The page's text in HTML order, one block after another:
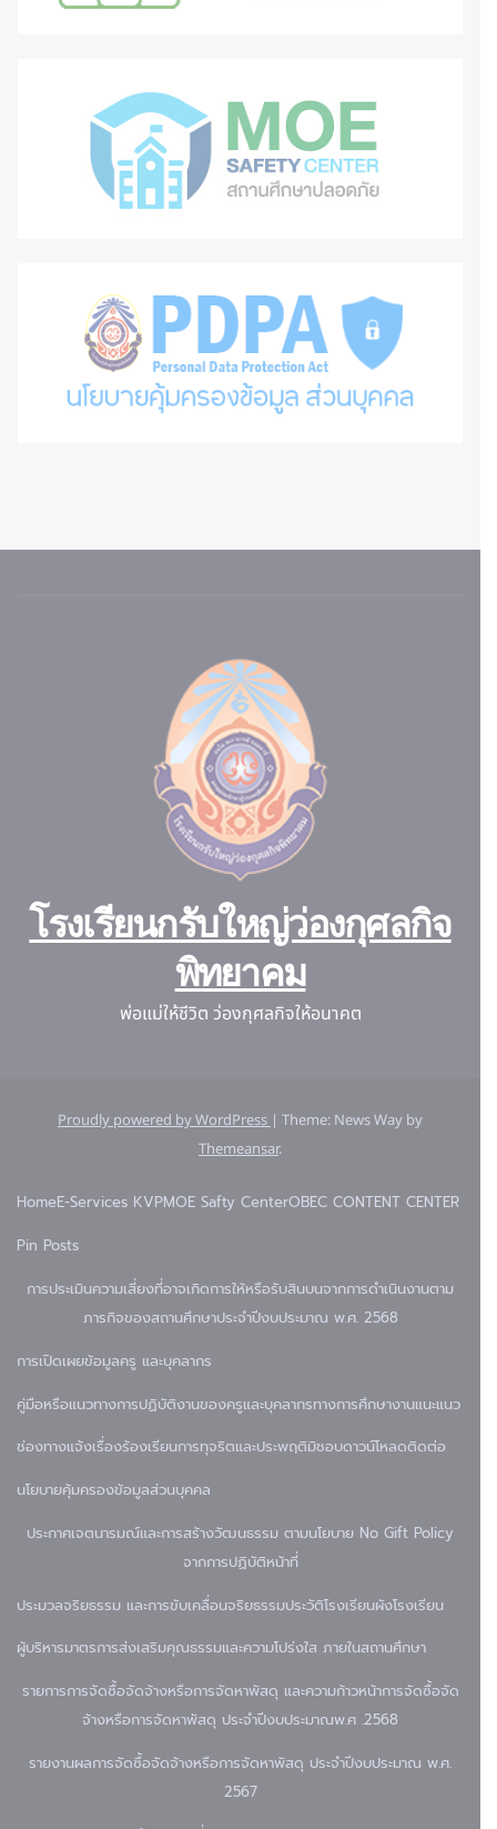
โรงเรียนกรับใหญ่ว่องกุศลกิจ
พิทยาคม
พ่อแม่ให้ชีวิต ว่องกุศลกิจให้อนาคต
Proudly powered by WordPress | Theme: News Way by
Themeansar.
HomeE-Services KVPMOE Safty CenterOBEC CONTENT CENTER
Pin Posts
การประเมินความเสี่ยงที่อาจเกิดการให้หรือรับสินบนจากการดำเนินงานตาม
ภารกิจของสถานศึกษาประจำปีงบประมาณ พ.ศ. 2568
การเปิดเผยข้อมูลครู และบุคลากร
คู่มือหรือแนวทางการปฏิบัติงานของครูและบุคลากรทางการศึกษางานแนะแนว
ช่องทางแจ้งเรื่องร้องเรียนการทุจริตและประพฤติมิชอบดาวน์โหลดติดต่อ
นโยบายคุ้มครองข้อมูลส่วนบุคคล
ประกาศเจตนารมณ์และการสร้างวัฒนธรรม ตามนโยบาย No Gift Policy
จากการปฏิบัติหน้าที่
ประมวลจริยธรรม และการขับเคลื่อนจริยธรรมประวัติโรงเรียนผังโรงเรียน
ผู้บริหารมาตรการส่งเสริมคุณธรรมและความโปร่งใส ภายในสถานศึกษา
รายการการจัดซื้อจัดจ้างหรือการจัดหาพัสดุ และความก้าวหน้าการจัดซื้อจัด
จ้างหรือการจัดหาพัสดุ ประจำปีงบประมาณพ.ศ .2568
รายงานผลการจัดซื้อจัดจ้างหรือการจัดหาพัสดุ ประจำปีงบประมาณ พ.ศ.
2567